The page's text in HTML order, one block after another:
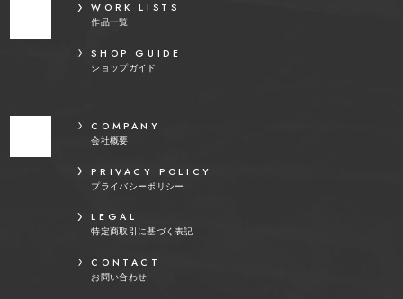
WORK LISTS
作品一覧
SHOP GUIDE
ショップガイド
COMPANY
会社概要
PRIVACY POLICY
プライバシーポリシー
LEGAL
特定商取引に基づく表記
CONTACT
お問い合わせ